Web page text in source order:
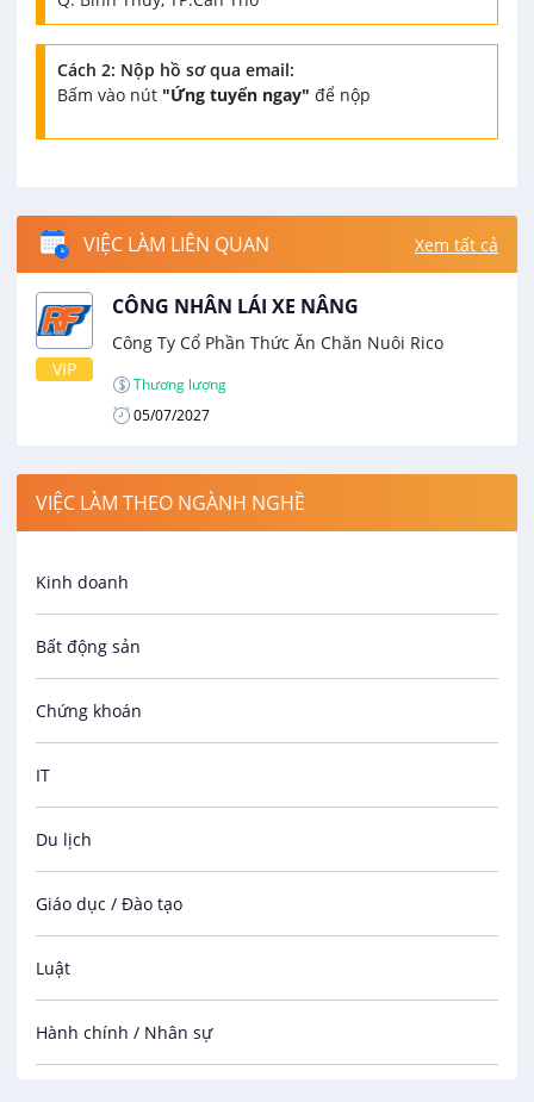
Cách 2: Nộp hồ sơ qua email:
Bấm vào nút "Ứng tuyển ngay" để nộp
VIỆC LÀM LIÊN QUAN Xem tất cả
VIP
CÔNG NHÂN LÁI XE NÂNG
Công Ty Cổ Phần Thức Ăn Chăn Nuôi Rico
Thương lượng
05/07/2027
VIỆC LÀM THEO NGÀNH NGHỀ
Kinh doanh
Bất động sản
Chứng khoán
IT
Du lịch
Giáo dục / Đào tạo
Luật
Hành chính / Nhân sự